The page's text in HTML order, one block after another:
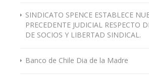
SINDICATO SPENCE ESTABLECE
PRECEDENTE JUDICIAL RESPECTO
DE SOCIOS Y LIBERTAD SINDICAL.
Banco de Chile Dia de la Madre